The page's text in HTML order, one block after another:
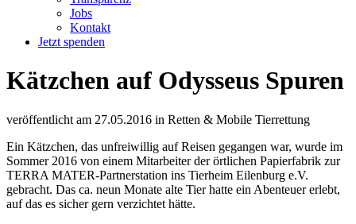
Jobs
Kontakt
Jetzt spenden
Kätzchen auf Odysseus Spuren
veröffentlicht am 27.05.2016 in Retten & Mobile Tierrettung
Ein Kätzchen, das unfreiwillig auf Reisen gegangen war, wurde im
Sommer 2016 von einem Mitarbeiter der örtlichen Papierfabrik zur
TERRA MATER-Partnerstation ins Tierheim Eilenburg e.V.
gebracht. Das ca. neun Monate alte Tier hatte ein Abenteuer erlebt,
auf das es sicher gern verzichtet hätte.